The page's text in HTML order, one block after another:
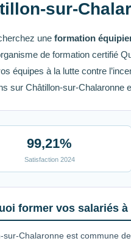
sur-
une formation
de formation certifié
équipes à la lutte contre
sur Châtillon-sur-Chalaronne
99,21%
Satisfaction 2024
former vos salariés
sur-Chalaronne est commune